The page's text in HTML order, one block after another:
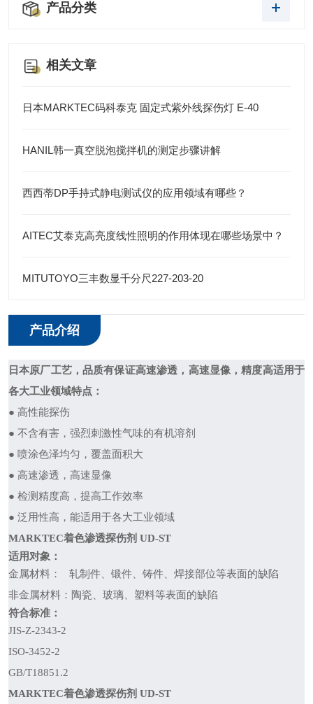
产品分类
相关文章
日本MARKTEC码科泰克 固定式紫外线探伤灯 E-40
HANIL韩一真空脱泡搅拌机的测定步骤讲解
西西蒂DP手持式静电测试仪的应用领域有哪些？
AITEC艾泰克高亮度线性照明的作用体现在哪些场景中？
MITUTOYO三丰数显千分尺227-203-20
产品介绍
日本原厂工艺，品质有保证高速渗透，高速显像，精度高适用于
各大工业领域特点：
● 高性能探伤
● 不含有害，强烈刺激性气味的有机溶剂
● 喷涂色泽均匀，覆盖面积大
● 高速渗透，高速显像
● 检测精度高，提高工作效率
● 泛用性高，能适用于各大工业领域
MARKTEC着色渗透探伤剂 UD-ST
适用对象：
金属材料： 轧制件、锻件、铸件、焊接部位等表面的缺陷
非金属材料：陶瓷、玻璃、塑料等表面的缺陷
符合标准：
JIS-Z-2343-2
ISO-3452-2
GB/T18851.2
MARKTEC着色渗透探伤剂 UD-ST